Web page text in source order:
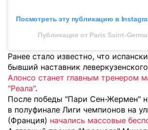
Посмотреть эту публикацию в
Публикация от Paris Saint-
Ранее стало известно, что
бывший наставник
Алонсо станет главным тренером
"Реала".
После победы "Пари Сен-Жермен"
в полуфинале Лиги чемпионов на
(Франция) начались массовые